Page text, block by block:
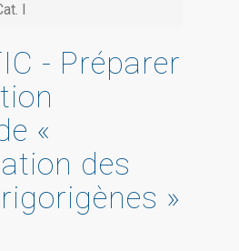
I
- Préparer
«
des
»